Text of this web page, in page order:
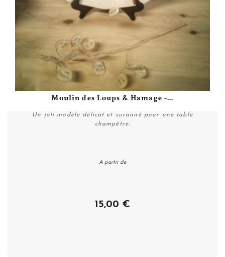
Moulin des Loups & Hamage -...
Un joli modèle délicat et suranné pour une table
champêtre.
A partir de
15,00 €